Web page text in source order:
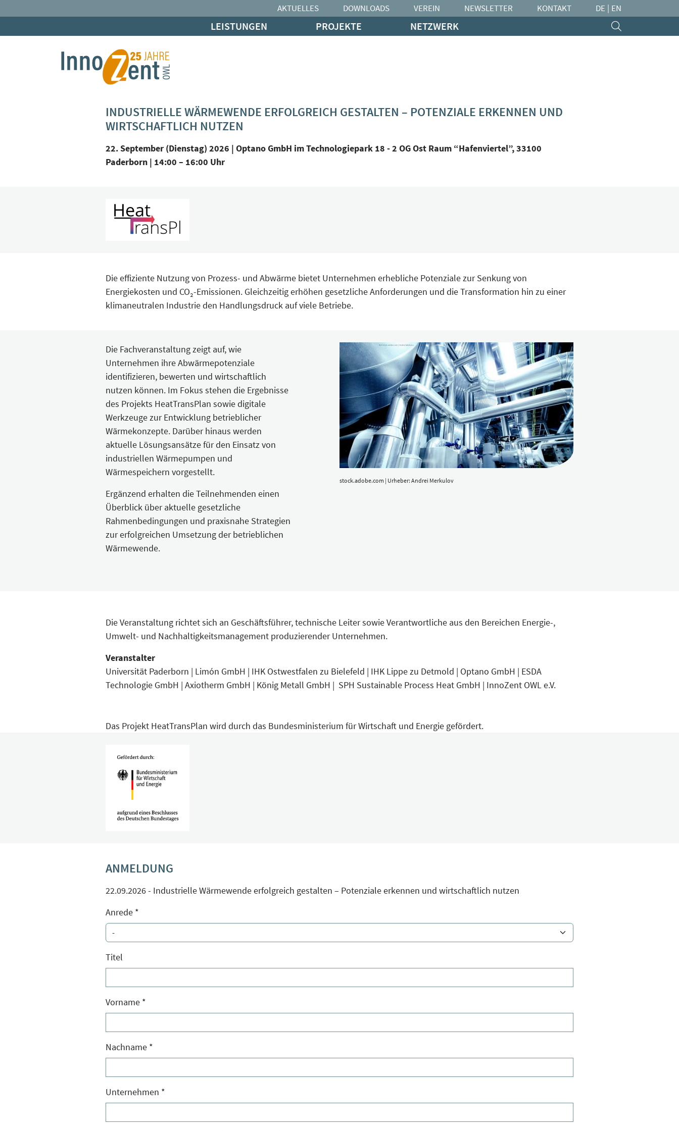
AKTUELLES DOWNLOADS VEREIN NEWSLETTER KONTAKT DE | EN
LEISTUNGEN PROJEKTE NETZWERK
INDUSTRIELLE WÄRMEWENDE ERFOLGREICH GESTALTEN – POTENZIALE ERKENNEN UND
WIRTSCHAFTLICH NUTZEN
22. September (Dienstag) 2026 | Optano GmbH im Technologiepark 18 - 2 OG Ost Raum “Hafenviertel”, 33100
Paderborn | 14:00 – 16:00 Uhr
Die effiziente Nutzung von Prozess- und Abwärme bietet Unternehmen erhebliche Potenziale zur Senkung von
Energiekosten und CO₂-Emissionen. Gleichzeitig erhöhen gesetzliche Anforderungen und die Transformation hin zu einer
klimaneutralen Industrie den Handlungsdruck auf viele Betriebe.
stock.adobe.com | Urheber: Andrei Merkulov
Die Fachveranstaltung zeigt auf, wie
Unternehmen ihre Abwärmepotenziale
identifizieren, bewerten und wirtschaftlich
nutzen können. Im Fokus stehen die Ergebnisse
des Projekts HeatTransPlan sowie digitale
Werkzeuge zur Entwicklung betrieblicher
Wärmekonzepte. Darüber hinaus werden
aktuelle Lösungsansätze für den Einsatz von
industriellen Wärmepumpen und
Wärmespeichern vorgestellt.
Ergänzend erhalten die Teilnehmenden einen
Überblick über aktuelle gesetzliche
Rahmenbedingungen und praxisnahe Strategien
zur erfolgreichen Umsetzung der betrieblichen
Wärmewende.
Die Veranstaltung richtet sich an Geschäftsführer, technische Leiter sowie Verantwortliche aus den Bereichen Energie-,
Umwelt- und Nachhaltigkeitsmanagement produzierender Unternehmen.
Veranstalter
Universität Paderborn | Limón GmbH | IHK Ostwestfalen zu Bielefeld | IHK Lippe zu Detmold | Optano GmbH | ESDA
Technologie GmbH | Axiotherm GmbH | König Metall GmbH | SPH Sustainable Process Heat GmbH | InnoZent OWL e.V.
Das Projekt HeatTransPlan wird durch das Bundesministerium für Wirtschaft und Energie gefördert.
ANMELDUNG
22.09.2026 - Industrielle Wärmewende erfolgreich gestalten – Potenziale erkennen und wirtschaftlich nutzen
Anrede *
Titel
Vorname *
Nachname *
Unternehmen *